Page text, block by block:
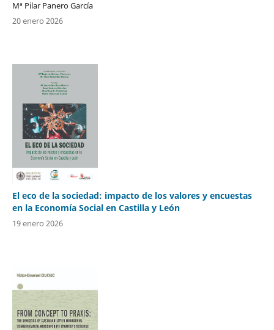
Mª Pilar Panero García
20 enero 2026
El eco de la sociedad: impacto de los valores y encuestas
en la Economía Social en Castilla y León
19 enero 2026